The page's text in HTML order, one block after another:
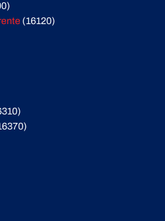
(16120)